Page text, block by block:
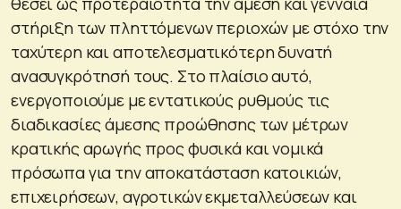
στήριξη των πληττόμενων περιοχών με στόχο την
ταχύτερη και αποτελεσματικότερη δυνατή
ανασυγκρότησή τους. Στο πλαίσιο αυτό,
ενεργοποιούμε με εντατικούς ρυθμούς τις
διαδικασίες άμεσης προώθησης των μέτρων
κρατικής αρωγής προς φυσικά και νομικά
πρόσωπα για την αποκατάσταση κατοικιών,
επιχειρήσεων, αγροτικών εκμεταλλεύσεων και